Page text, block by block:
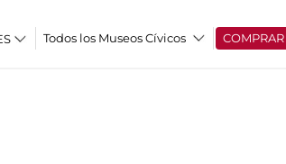
Todos los Museos Cívicos COMPRAR